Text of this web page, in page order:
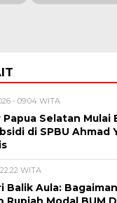
- 09:04 WITA
Papua Selatan Mulai
di SPBU Ahmad
WITA
Balik Aula:
Rupiah Modal BUM